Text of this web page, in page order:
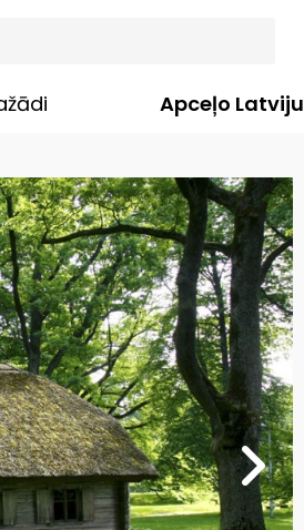
Apceļo Latviju